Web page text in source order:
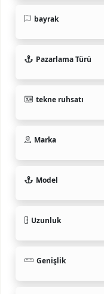
bayrak
Pazarlama Türü
tekne ruhsatı
Marka
Model
Uzunluk
Genişlik